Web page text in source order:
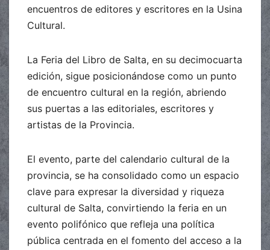
encuentros de editores y escritores en la Usina
Cultural.
La Feria del Libro de Salta, en su decimocuarta
edición, sigue posicionándose como un punto
de encuentro cultural en la región, abriendo
sus puertas a las editoriales, escritores y
artistas de la Provincia.
El evento, parte del calendario cultural de la
provincia, se ha consolidado como un espacio
clave para expresar la diversidad y riqueza
cultural de Salta, convirtiendo la feria en un
evento polifónico que refleja una política
pública centrada en el fomento del acceso a la